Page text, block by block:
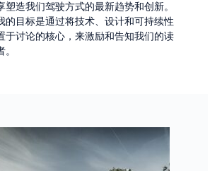
塑造我们驾驶方式的最新趋势和创新。
的目标是通过将技术、设计和可持续性
于讨论的核心，来激励和告知我们的读
。